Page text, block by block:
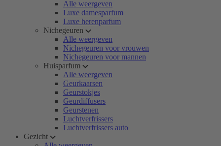
Alle weergeven
Luxe damesparfum
Luxe herenparfum
Nichegeuren
Alle weergeven
Nichegeuren voor vrouwen
Nichegeuren voor mannen
Huisparfum
Alle weergeven
Geurkaarsen
Geurstokjes
Geurdiffusers
Geurstenen
Luchtverfrissers
Luchtverfrissers auto
Gezicht